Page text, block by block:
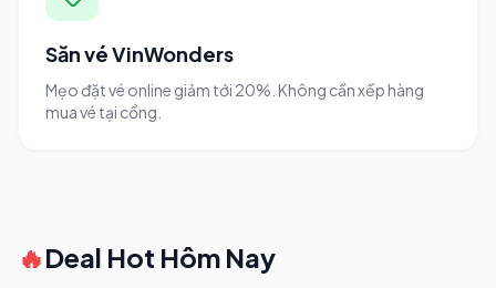
Săn vé VinWonders
Mẹo đặt vé online giảm tới 20%. Không cần xếp hàng
mua vé tại cổng.
🔥Deal Hot Hôm Nay